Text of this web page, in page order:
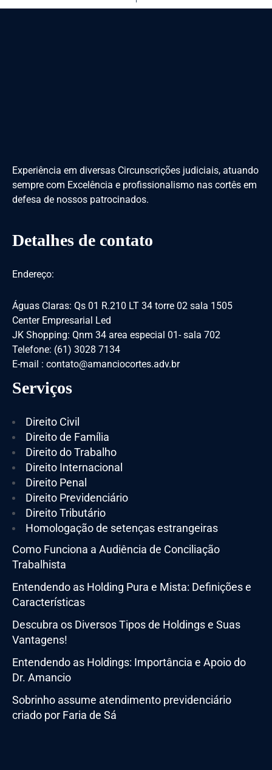
Experiência em diversas Circunscrições judiciais, atuando
sempre com Excelência e profissionalismo nas cortês em
defesa de nossos patrocinados.
Detalhes de contato
Endereço:
Águas Claras: Qs 01 R.210 LT 34 torre 02 sala 1505
Center Empresarial Led
JK Shopping: Qnm 34 area especial 01- sala 702
Telefone: (61) 3028 7134
E-mail : contato@amanciocortes.adv.br
Serviços
Direito Civil
Direito de Família
Direito do Trabalho
Direito Internacional
Direito Penal
Direito Previdenciário
Direito Tributário
Homologação de setenças estrangeiras
Como Funciona a Audiência de Conciliação
Trabalhista
Entendendo as Holding Pura e Mista: Definições e
Características
Descubra os Diversos Tipos de Holdings e Suas
Vantagens!
Entendendo as Holdings: Importância e Apoio do
Dr. Amancio
Sobrinho assume atendimento previdenciário
criado por Faria de Sá